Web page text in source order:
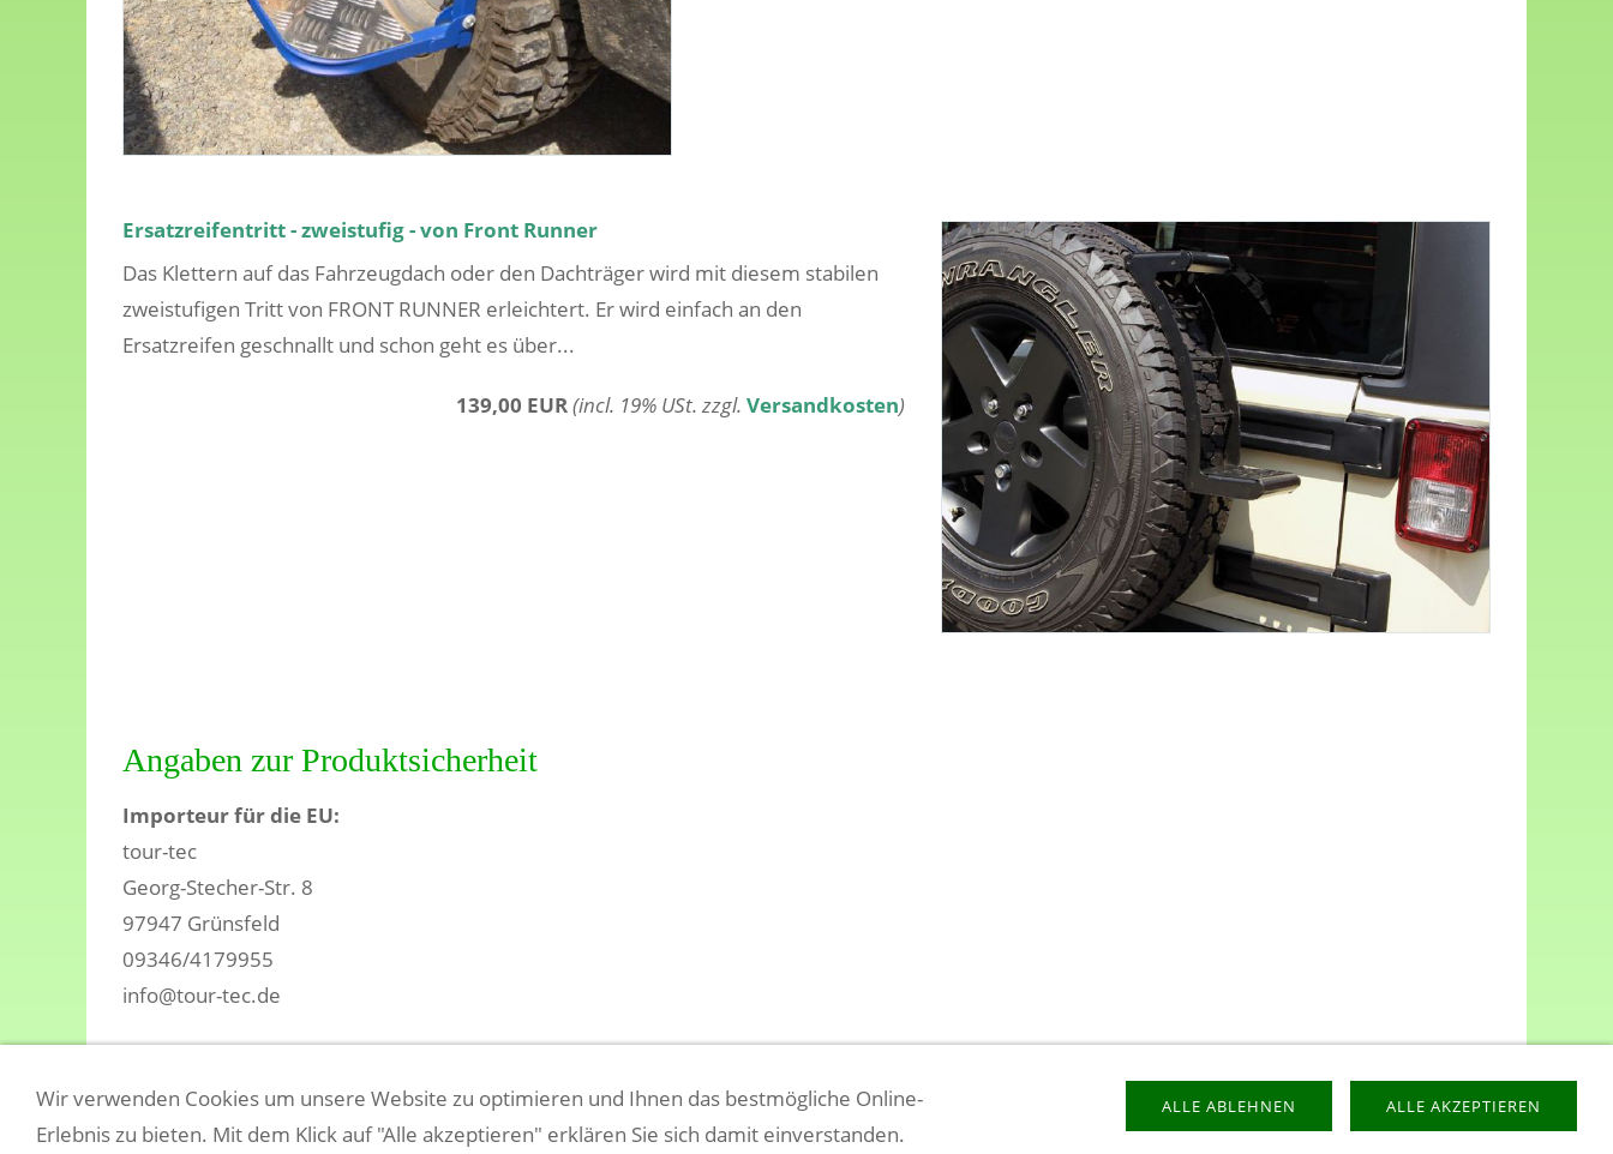
Ersatzreifentritt - zweistufig - von Front Runner
Das Klettern auf das Fahrzeugdach oder den Dachträger wird mit diesem stabilen
zweistufigen Tritt von FRONT RUNNER erleichtert. Er wird einfach an den
Ersatzreifen geschnallt und schon geht es über...
139,00 EUR(incl. 19% USt. zzgl. Versandkosten)
Angaben zur Produktsicherheit
Importeur für die EU:
tour-tec
Georg-Stecher-Str. 8
97947 Grünsfeld
09346/4179955
info@tour-tec.de
- VERTRAG WIDERRUFEN --
WIDERRUFSRECHT
Wir verwenden Cookies um unsere Website zu optimieren und Ihnen das bestmögliche Online-
Erlebnis zu bieten. Mit dem Klick auf "Alle akzeptieren" erklären Sie sich damit einverstanden.
ALLE AKZEPTIEREN
ALLE ABLEHNEN